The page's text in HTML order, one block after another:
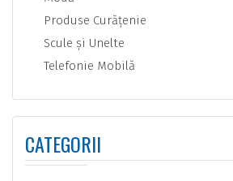
Produse Curăţenie
Scule şi Unelte
Telefonie Mobilă
CATEGORII